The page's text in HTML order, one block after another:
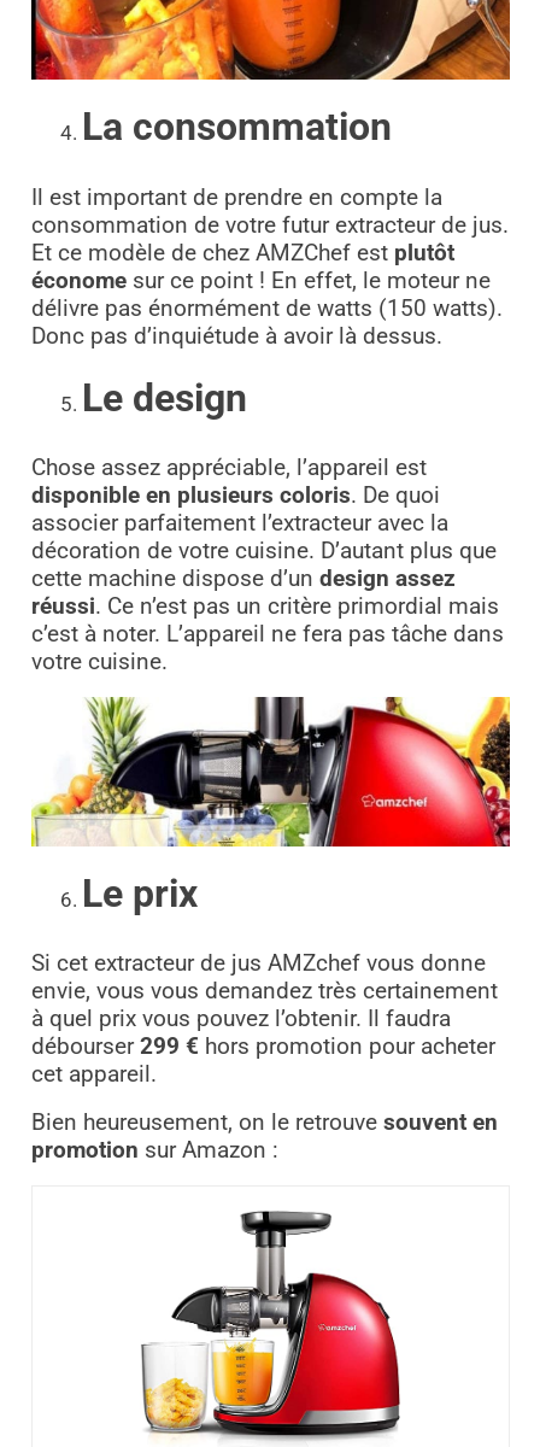
La consommation
Il est important de prendre en compte la
consommation de votre futur extracteur de jus.
Et ce modèle de chez AMZChef est plutôt
économesur ce point ! En effet, le moteur ne
délivre pas énormément de watts (150 watts).
Donc pas d’inquiétude à avoir là dessus.
Le design
Chose assez appréciable, l’appareil est
disponible en plusieurs coloris. De quoi
associer parfaitement l’extracteur avec la
décoration de votre cuisine. D’autant plus que
cette machine dispose d’un design assez
réussi. Ce n’est pas un critère primordial mais
c’est à noter. L’appareil ne fera pas tâche dans
votre cuisine.
Le prix
Si cet extracteur de jus AMZchef vous donne
envie, vous vous demandez très certainement
à quel prix vous pouvez l’obtenir. Il faudra
débourser299 € hors promotion pour acheter
cet appareil.
Bien heureusement, on le retrouve souvent en
promotion sur Amazon :